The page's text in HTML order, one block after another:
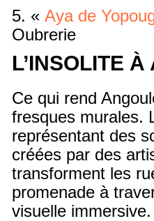
5. « Aya de
Oubrerie
L’INSOLITE
Ce qui rend
fresques murales.
représentant des
créées par des
transforment les
promenade à
visuelle immersive.